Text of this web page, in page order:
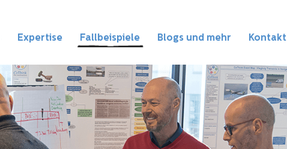
Expertise Fallbeispiele Blogs und mehr Kontakt